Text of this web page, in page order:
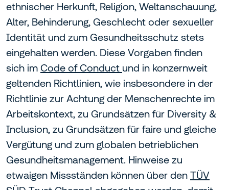
ethnischer Herkunft, Religion, Weltanschauung,
Alter, Behinderung, Geschlecht oder sexueller
Identität und zum Gesundheitsschutz stets
eingehalten werden. Diese Vorgaben finden
sich im Code of Conduct und in konzernweit
geltenden Richtlinien, wie insbesondere in der
Richtlinie zur Achtung der Menschenrechte im
Arbeitskontext, zu Grundsätzen für Diversity &
Inclusion, zu Grundsätzen für faire und gleiche
Vergütung und zum globalen betrieblichen
Gesundheitsmanagement. Hinweise zu
etwaigen Missständen können über den TÜV